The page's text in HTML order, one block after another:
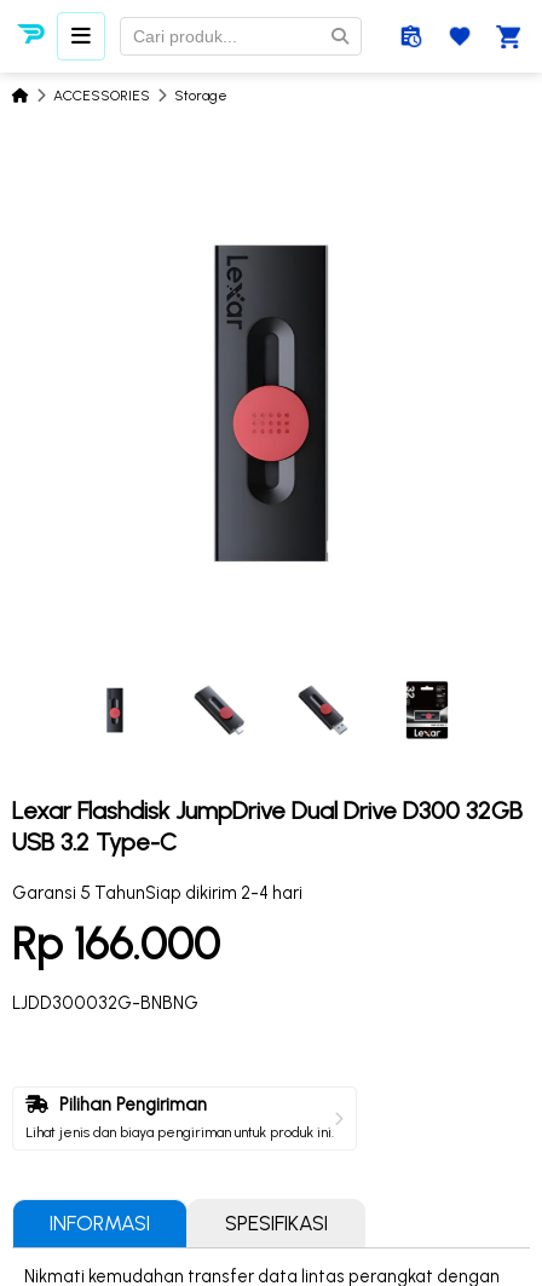
ACCESSORIES Storage
Lexar Flashdisk JumpDrive Dual Drive D300 32GB
USB 3.2 Type-C
Garansi 5 TahunSiap dikirim 2-4 hari
Rp 166.000
LJDD300032G-BNBNG
Pilihan Pengiriman
Lihat jenis dan biaya pengiriman untuk produk ini.
INFORMASI SPESIFIKASI
Nikmati kemudahan transfer data lintas perangkat dengan